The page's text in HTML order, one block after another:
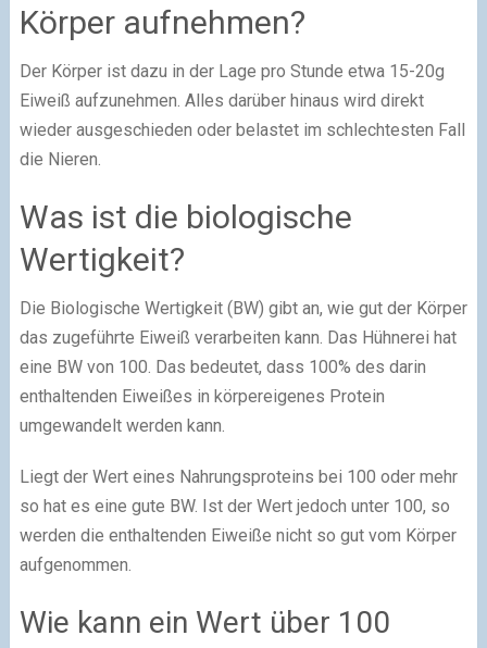
Körper aufnehmen?
Der Körper ist dazu in der Lage pro Stunde etwa 15-20g
Eiweiß aufzunehmen. Alles darüber hinaus wird direkt
wieder ausgeschieden oder belastet im schlechtesten Fall
die Nieren.
Was ist die biologische
Wertigkeit?
Die Biologische Wertigkeit (BW) gibt an, wie gut der Körper
das zugeführte Eiweiß verarbeiten kann. Das Hühnerei hat
eine BW von 100. Das bedeutet, dass 100% des darin
enthaltenden Eiweißes in körpereigenes Protein
umgewandelt werden kann.
Liegt der Wert eines Nahrungsproteins bei 100 oder mehr
so hat es eine gute BW. Ist der Wert jedoch unter 100, so
werden die enthaltenden Eiweiße nicht so gut vom Körper
aufgenommen.
Wie kann ein Wert über 100